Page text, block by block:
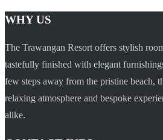
WHY US
The Trawangan Resort offers stylish
tastefully finished with elegant
few steps away from the pristine beach,
relaxing atmosphere and bespoke
alike.